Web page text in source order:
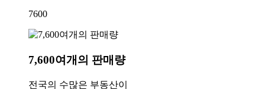
7600
7,600여개의 판매량
전국의 수많은 부동산이